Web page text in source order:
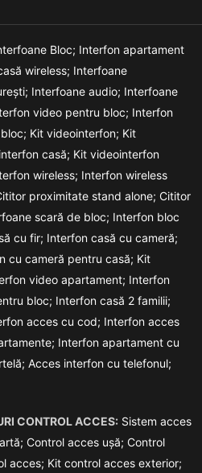
Bloc; Interfon apartament
wireless; Interfoane
Interfoane audio; Interfoane
video pentru bloc; Interfon
Kit videointerfon; Kit
casă; Kit videointerfon
wireless; Interfon wireless
proximitate stand alone; Cititor
scară de bloc; Interfon bloc
cu fir; Interfon casă cu cameră;
cu cameră pentru casă; Kit
video apartament; Interfon
bloc; Interfon casă 2 familii;
acces cu cod; Interfon acces
Interfon apartament cu
Acces interfon cu telefonul;
CONTROL ACCES: Sistem acces
Control acces ușă; Control
acces; Kit control acces exterior;